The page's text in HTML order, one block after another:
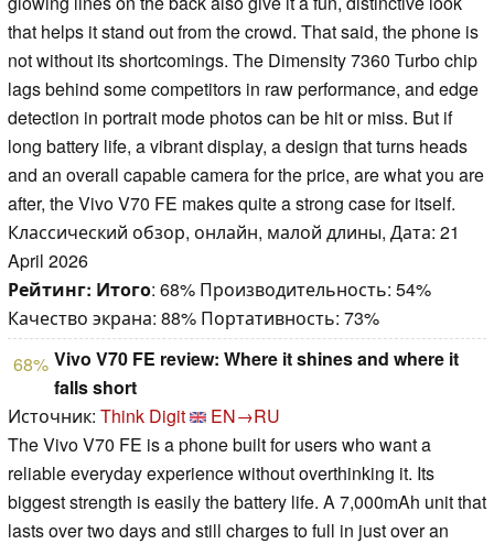
that helps it stand out from the crowd. That said, the phone is
not without its shortcomings. The Dimensity 7360 Turbo chip
lags behind some competitors in raw performance, and edge
detection in portrait mode photos can be hit or miss. But if
long battery life, a vibrant display, a design that turns heads
and an overall capable camera for the price, are what you are
after, the Vivo V70 FE makes quite a strong case for itself.
Классический обзор, онлайн, малой длины, Дата: 21
April 2026
Рейтинг: Итого: 68% Производительность: 54%
Качество экрана: 88% Портативность: 73%
68% Vivo V70 FE review: Where it shines and where it
falls short
Источник: Think Digit
EN→RU
The Vivo V70 FE is a phone built for users who want a
reliable everyday experience without overthinking it. Its
biggest strength is easily the battery life. A 7,000mAh unit that
lasts over two days and still charges to full in just over an